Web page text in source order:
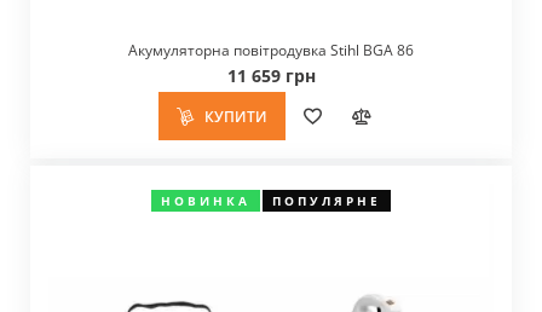
Акумуляторна повітродувка Stihl BGA 86
11 659 грн
КУПИТИ
НОВИНКА ПОПУЛЯРНЕ